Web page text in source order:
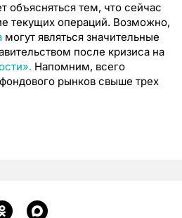
тем, что сейчас
текущих операций. Возможно,
могут являться значительные
после кризиса на
Напомним, всего
рынков свыше трех